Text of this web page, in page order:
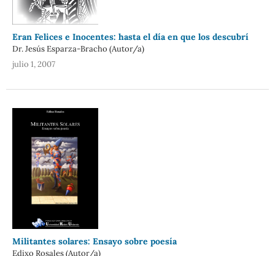
Eran Felices e Inocentes: hasta el día en que los descubrí
Dr. Jesús Esparza-Bracho (Autor/a)
julio 1, 2007
Militantes solares: Ensayo sobre poesía
Edixo Rosales (Autor/a)